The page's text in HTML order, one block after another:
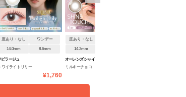
度あり・なし ワンデー
14.0mm 8.6mm
ビラージュ
ワイライトリリー
¥1,760
度あり・なし
14.2mm
オーレンズ シャインタッチワ
ミルキーチョコ